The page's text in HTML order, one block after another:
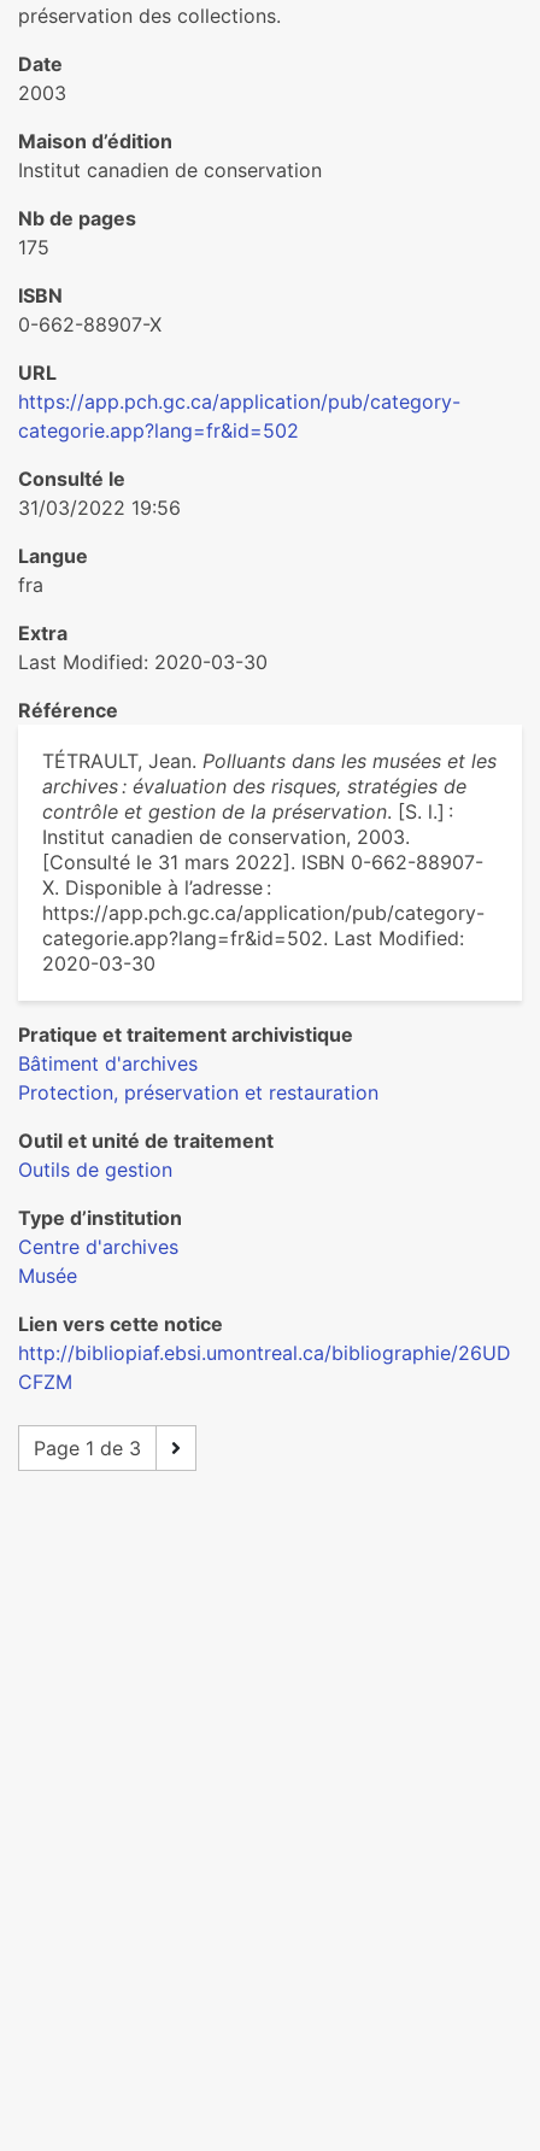
préservation des collections.
Date
2003
Maison d’édition
Institut canadien de conservation
Nb de pages
175
ISBN
0-662-88907-X
URL
https://app.pch.gc.ca/application/pub/category-
categorie.app?lang=fr&id=502
Consulté le
31/03/2022 19:56
Langue
fra
Extra
Last Modified: 2020-03-30
Référence
TÉTRAULT, Jean. Polluants dans les musées et les
archives : évaluation des risques, stratégies de
contrôle et gestion de la préservation. [S. l.] :
Institut canadien de conservation, 2003.
[Consulté le 31 mars 2022]. ISBN 0-662-88907-
X. Disponible à l’adresse :
https://app.pch.gc.ca/application/pub/category-
categorie.app?lang=fr&id=502. Last Modified:
2020-03-30
Pratique et traitement archivistique
Bâtiment d'archives
Protection, préservation et restauration
Outil et unité de traitement
Outils de gestion
Type d’institution
Centre d'archives
Musée
Lien vers cette notice
http://bibliopiaf.ebsi.umontreal.ca/bibliographie/26UD
CFZM
Page 1 de 3